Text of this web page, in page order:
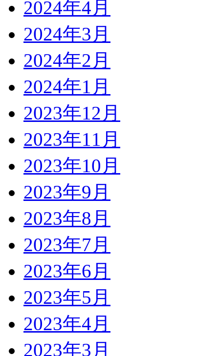
2024年4月
2024年3月
2024年2月
2024年1月
2023年12月
2023年11月
2023年10月
2023年9月
2023年8月
2023年7月
2023年6月
2023年5月
2023年4月
2023年3月